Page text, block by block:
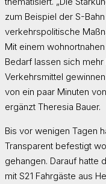
zum Beispiel der S-
verkehrspolitische
Mit einem
Bedarf lassen sich
Verkehrsmittel
von ein paar Minuten
ergänzt Theresia Bauer.
Bis vor wenigen Tagen
Transparent befestigt
gehangen. Darauf hatte
mit S21 Fahrgäste aus